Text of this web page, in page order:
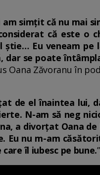
simțit că nu mai
că este o
Eu veneam pe
se poate
Oana Zăvoranu în
de el înaintea lui,
N-am să neg
a divorțat Oana
Eu nu m-am
îl iubesc pe bune.